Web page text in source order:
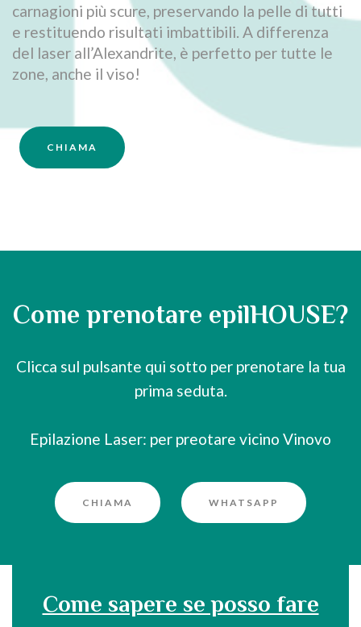
carnagioni più scure, preservando la pelle di tutti
e restituendo risultati imbattibili. A differenza
del laser all’Alexandrite, è perfetto per tutte le
zone, anche il viso!
CHIAMA
Come prenotare epilHOUSE?
Clicca sul pulsante qui sotto per prenotare la tua
prima seduta.
Epilazione Laser: per preotare vicino Vinovo
CHIAMA WHATSAPP
Come sapere se posso fare